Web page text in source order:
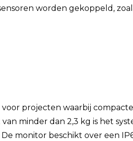
worden gekoppeld,
voor projecten waarbij
minder dan 2,3 kg is het
monitor beschikt over een